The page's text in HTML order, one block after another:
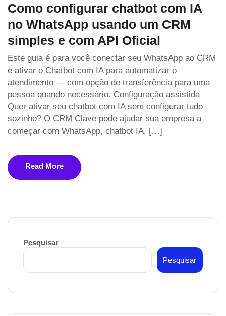
Como configurar chatbot com IA
no WhatsApp usando um CRM
simples e com API Oficial
Este guia é para você conectar seu WhatsApp ao CRM
e ativar o Chatbot com IA para automatizar o
atendimento — com opção de transferência para uma
pessoa quando necessário. Configuração assistida
Quer ativar seu chatbot com IA sem configurar tudo
sozinho? O CRM Clave pode ajudar sua empresa a
começar com WhatsApp, chatbot IA, […]
Read More
Pesquisar
Pesquisar